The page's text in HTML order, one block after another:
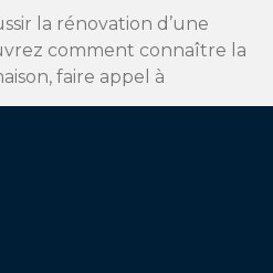
la rénovation d’une
comment connaître la
faire appel à